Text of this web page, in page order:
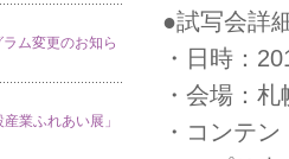
ム変更のお知ら
業ふれあい展」
●試写会詳
・日時：
・会場：
・コンテ